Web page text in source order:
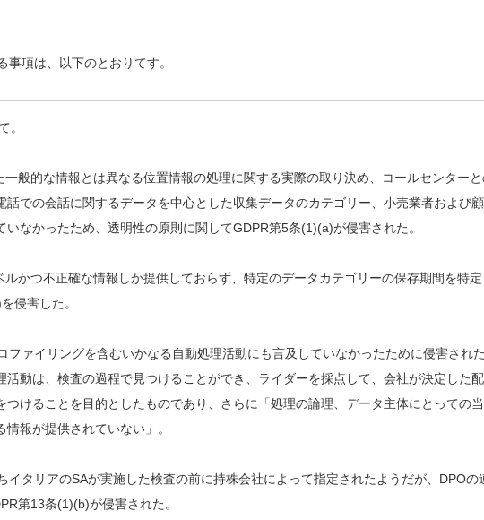
項は、以下のとおりてす。
。
般的な情報とは異なる位置情報の処理に関する実際の取り決め、コールセンター
での会話に関するデータを中心とした収集データのカテゴリー、小売業者および
なかったため、透明性の原則に関してGDPR第5条(1)(a)が侵害された。
かつ不正確な情報しか提供しておらず、特定のデータカテゴリーの保存期間を特定
侵害した。
ァイリングを含むいかなる自動処理活動にも言及していなかったために侵害された
動は、検査の過程で見つけることができ、ライダーを採点して、会社が決定した
けることを目的としたものであり、さらに「処理の論理、データ主体にとっての
報が提供されていない」。
タリアのSAが実施した検査の前に持株会社によって指定されたようだが、DPOの
第13条(1)(b)が侵害された。